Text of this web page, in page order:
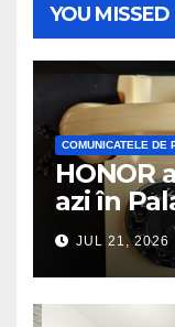
YOU MISSED
COMUNICATELE DE
HONOR
azi în
JUL 21, 2026